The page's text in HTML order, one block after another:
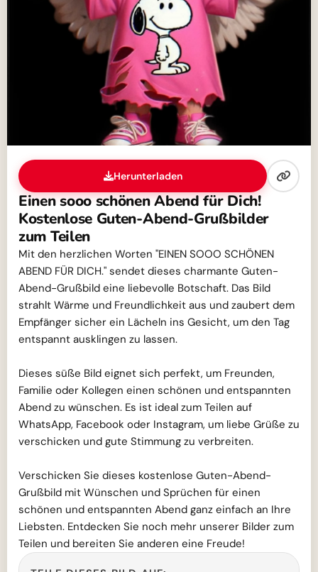
Herunterladen
Einen sooo schönen Abend für Dich!
Kostenlose Guten-Abend-Grußbilder
zum Teilen
Mit den herzlichen Worten "EINEN SOOO SCHÖNEN
ABEND FÜR DICH." sendet dieses charmante Guten-
Abend-Grußbild eine liebevolle Botschaft. Das Bild
strahlt Wärme und Freundlichkeit aus und zaubert dem
Empfänger sicher ein Lächeln ins Gesicht, um den Tag
entspannt ausklingen zu lassen.
Dieses süße Bild eignet sich perfekt, um Freunden,
Familie oder Kollegen einen schönen und entspannten
Abend zu wünschen. Es ist ideal zum Teilen auf
WhatsApp, Facebook oder Instagram, um liebe Grüße zu
verschicken und gute Stimmung zu verbreiten.
Verschicken Sie dieses kostenlose Guten-Abend-
Grußbild mit Wünschen und Sprüchen für einen
schönen und entspannten Abend ganz einfach an Ihre
Liebsten. Entdecken Sie noch mehr unserer Bilder zum
Teilen und bereiten Sie anderen eine Freude!